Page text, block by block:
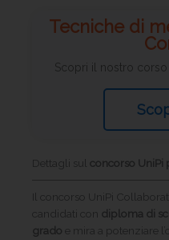
Tecniche di
Scopri il nostro
Dettagli sul concorso UniPi
Il concorso UniPi
candidati con diploma di
grado e mira a potenziare